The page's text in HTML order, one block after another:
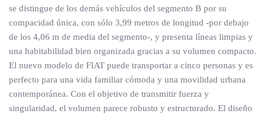
se distingue de los demás vehículos del segmento B por su
compacidad única, con sólo 3,99 metros de longitud -por debajo
de los 4,06 m de media del segmento-, y presenta líneas limpias y
una habitabilidad bien organizada gracias a su volumen compacto.
El nuevo modelo de FIAT puede transportar a cinco personas y es
perfecto para una vida familiar cómoda y una movilidad urbana
contemporánea. Con el objetivo de transmitir fuerza y
singularidad, el volumen parece robusto y estructurado. El diseño